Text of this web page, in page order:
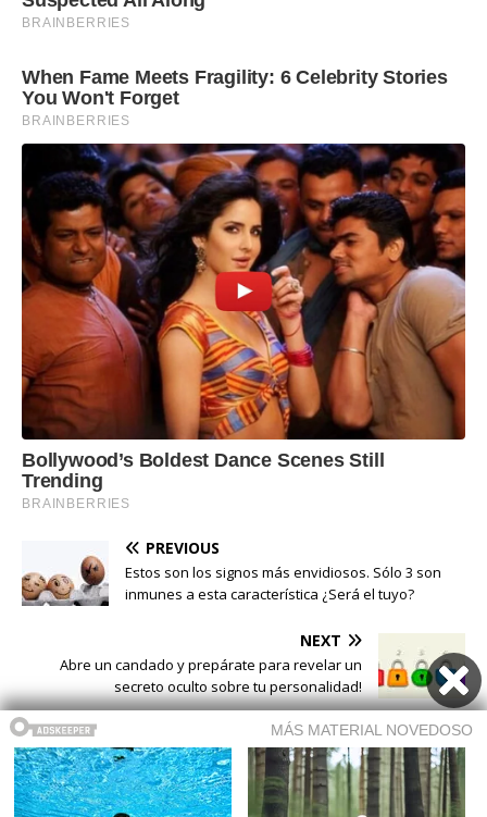
PREVIOUS
Estos son los signos más envidiosos. Sólo 3 son
inmunes a esta característica ¿Será el tuyo?
NEXT
Abre un candado y prepárate para revelar un
secreto oculto sobre tu personalidad!
Buscar